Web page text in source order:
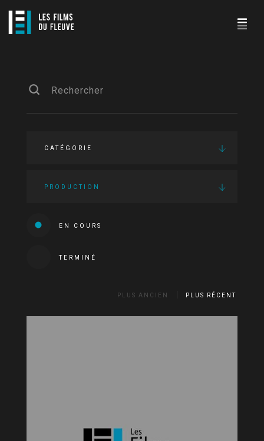
CATÉGORIE
PRODUCTION
EN COURS
TERMINÉ
PLUS ANCIEN PLUS RÉCENT